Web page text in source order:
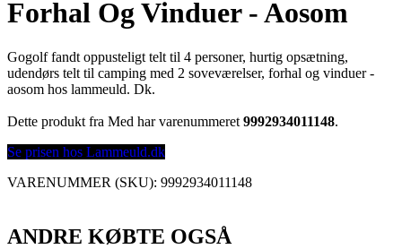
Forhal Og Vinduer - Aosom
Gogolf fandt oppusteligt telt til 4 personer, hurtig opsætning,
udendørs telt til camping med 2 soveværelser, forhal og vinduer -
aosom hos lammeuld. Dk.
Dette produkt fra Med har varenummeret 9992934011148.
Se prisen hos Lammeuld.dk
VARENUMMER (SKU): 9992934011148
ANDRE KØBTE OGSÅ